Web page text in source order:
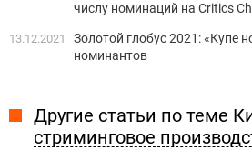
числу номинаций на Critics
13.12.2021
Золотой глобус 2021: «Купе
номинантов
Другие статьи по теме
стриминговое